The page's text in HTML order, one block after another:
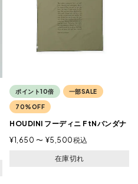
ポイント10倍 一部SALE
70%OFF
HOUDINI フーディニ FtNバンダナ
¥1,650 〜 ¥5,500税込
在庫切れ